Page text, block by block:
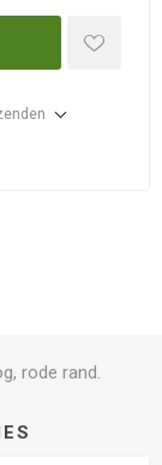
rode rand.